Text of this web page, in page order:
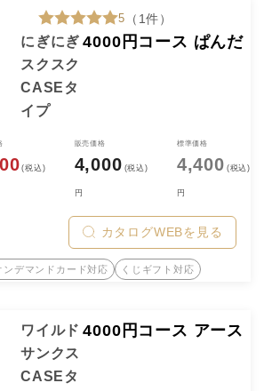
5 （1件）
にぎにぎ
スクスク
CASEタ
イプ
4000円コース ぱんだ
(税込)
販売価格
4,000 (税込)
円
標準価格
4,400 (税込)
円
カタログWEBを見る
ンデマンドカード対応 くじギフト対応
ワイルド
サンクス
CASEタ
4000円コース アース